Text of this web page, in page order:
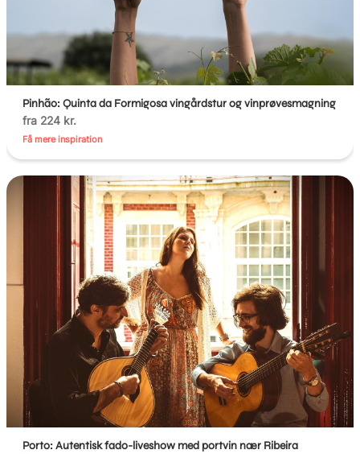
Pinhão: Quinta da Formigosa vingårdstur og vinprøvesmagning
fra 224 kr.
Få mere inspiration
Porto: Autentisk fado-liveshow med portvin nær Ribeira